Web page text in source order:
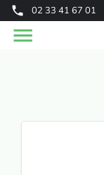
02 33 41 67 01